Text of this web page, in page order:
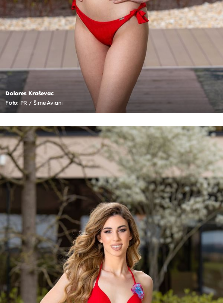
Dolores Kraševac
Foto: PR / Šime Aviani